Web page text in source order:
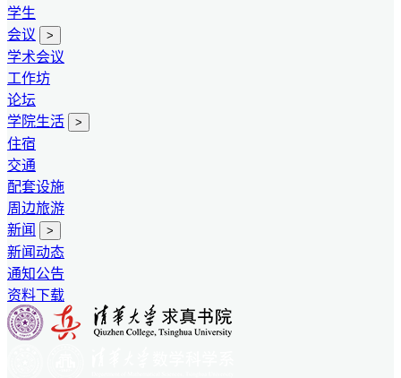
学生
会议
>
学术会议
工作坊
论坛
学院生活
>
住宿
交通
配套设施
周边旅游
新闻
>
新闻动态
通知公告
资料下载